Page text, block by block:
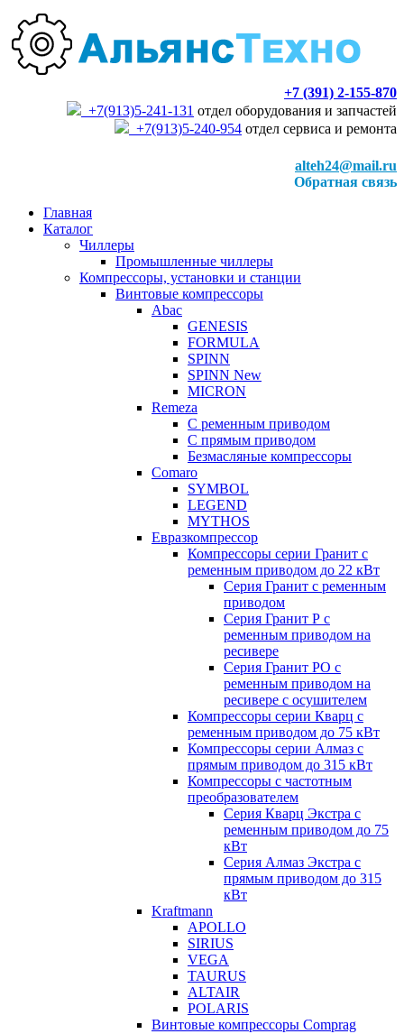
+7 (391) 2-155-870
+7(913)5-241-131 отдел оборудования и запчастей
+7(913)5-240-954 отдел сервиса и ремонта
alteh24@mail.ru
Обратная связь
Главная
Каталог
Чиллеры
Промышленные чиллеры
Компрессоры, установки и станции
Винтовые компрессоры
Abac
GENESIS
FORMULA
SPINN
SPINN New
MICRON
Remeza
С ременным приводом
С прямым приводом
Безмасляные компрессоры
Comaro
SYMBOL
LEGEND
MYTHOS
Евразкомпрессор
Компрессоры серии Гранит с
ременным приводом до 22 кВт
Серия Гранит с ременным
приводом
Серия Гранит Р с
ременным приводом на
ресивере
Серия Гранит РО с
ременным приводом на
ресивере с осушителем
Компрессоры серии Кварц с
ременным приводом до 75 кВт
Компрессоры серии Алмаз с
прямым приводом до 315 кВт
Компрессоры с частотным
преобразователем
Серия Кварц Экстра с
ременным приводом до 75
кВт
Серия Алмаз Экстра с
прямым приводом до 315
кВт
Kraftmann
APOLLO
SIRIUS
VEGA
TAURUS
ALTAIR
POLARIS
Винтовые компрессоры Comprag